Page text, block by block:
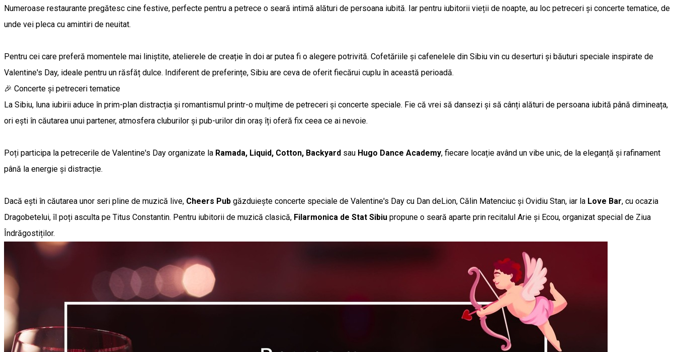
Numeroase restaurante pregătesc cine festive, perfecte pentru a petrece o seară intimă alături de persoana iubită. Iar pentru iubitorii vieții de noapte, au loc petreceri și concerte tematice, de
unde vei pleca cu amintiri de neuitat.
Pentru cei care preferă momentele mai liniștite, atelierele de creație în doi ar putea fi o alegere potrivită. Cofetăriile și cafenelele din Sibiu vin cu deserturi și băuturi speciale inspirate de
Valentine's Day, ideale pentru un răsfăț dulce. Indiferent de preferințe, Sibiu are ceva de oferit fiecărui cuplu în această perioadă.
🎉 Concerte și petreceri tematice
La Sibiu, luna iubirii aduce în prim-plan distracția și romantismul printr-o mulțime de petreceri și concerte speciale. Fie că vrei să dansezi și să cânți alături de persoana iubită până dimineața,
ori ești în căutarea unui partener, atmosfera cluburilor și pub-urilor din oraș îți oferă fix ceea ce ai nevoie.
Poți participa la petrecerile de Valentine's Day organizate la Ramada, Liquid, Cotton, Backyard sau Hugo Dance Academy, fiecare locație având un vibe unic, de la eleganță și rafinament
până la energie și distracție.
Dacă ești în căutarea unor seri pline de muzică live, Cheers Pub găzduiește concerte speciale de Valentine's Day cu Dan deLion, Călin Matenciuc și Ovidiu Stan, iar la Love Bar, cu ocazia
Dragobetelui, îl poți asculta pe Titus Constantin. Pentru iubitorii de muzică clasică, Filarmonica de Stat Sibiu propune o seară aparte prin recitalul Arie și Ecou, organizat special de Ziua
Îndrăgostiților.